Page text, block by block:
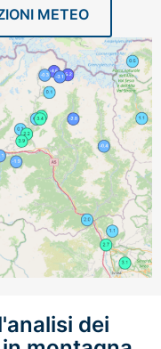
METEO
dei